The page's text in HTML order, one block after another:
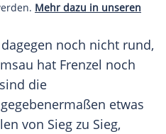
Mehr dazu in unseren
noch nicht rund,
hat Frenzel noch
die
etwas
von Sieg zu Sieg,